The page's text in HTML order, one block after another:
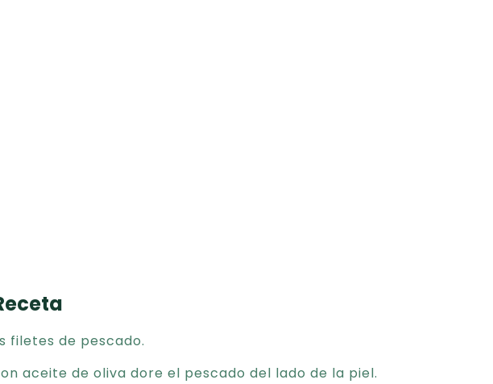
filetes de pescado.
aceite de oliva dore el pescado del lado de la piel.